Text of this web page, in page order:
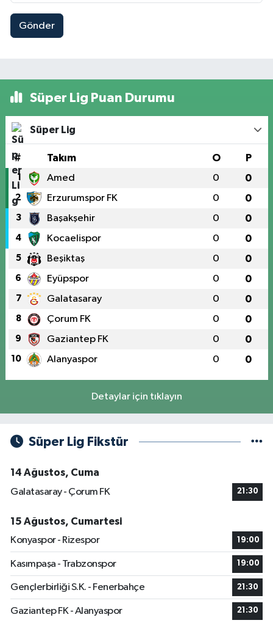
Gönder
Süper Lig Puan Durumu
Süper Lig
# Takım O P
1 Amed 0 0
2 Erzurumspor FK 0 0
3 Başakşehir 0 0
4 Kocaelispor 0 0
5 Beşiktaş 0 0
6 Eyüpspor 0 0
7 Galatasaray 0 0
8 Çorum FK 0 0
9 Gaziantep FK 0 0
10 Alanyaspor 0 0
Detaylar için tıklayın
Süper Lig Fikstür
14 Ağustos, Cuma
Galatasaray - Çorum FK
21:30
15 Ağustos, Cumartesi
Konyaspor - Rizespor
19:00
Kasımpaşa - Trabzonspor 19:00
Gençlerbirliği S.K. - Fenerbahçe 21:30
Gaziantep FK - Alanyaspor 21:30